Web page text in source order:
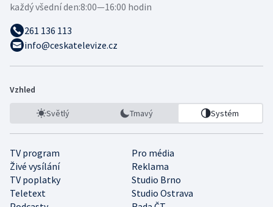
každý všední den:8:00—16:00 hodin
261 136 113
info@ceskatelevize.cz
Vzhled
Světlý Tmavý Systém
TV program
Pro média
Živé vysílání
Reklama
TV poplatky
Studio Brno
Teletext
Studio Ostrava